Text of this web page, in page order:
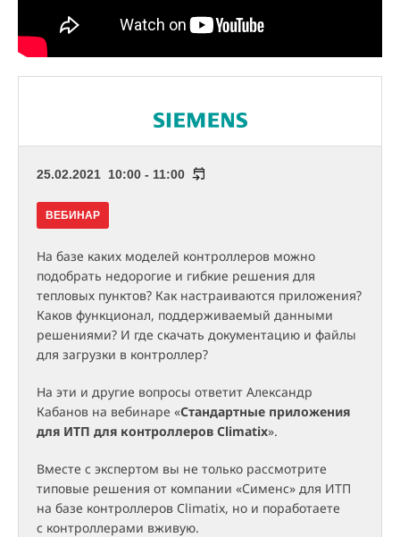
25.02.2021 10:00 - 11:00
ВЕБИНАР
На базе каких моделей контроллеров можно
подобрать недорогие и гибкие решения для
тепловых пунктов? Как настраиваются приложения?
Каков функционал, поддерживаемый данными
решениями? И где скачать документацию и файлы
для загрузки в контроллер?
На эти и другие вопросы ответит Александр
Кабанов на вебинаре «Стандартные приложения
для ИТП для контроллеров Climatix».
Вместе с экспертом вы не только рассмотрите
типовые решения от компании «Сименс» для ИТП
на базе контроллеров Climatix, но и поработаете
с контроллерами вживую.